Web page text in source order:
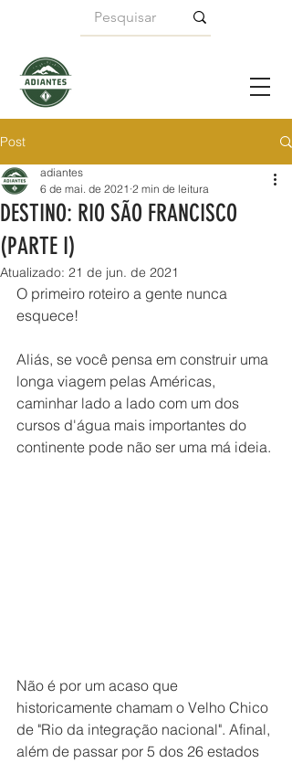
Post
DESTINO: RIO SÃO FRANCISCO
(PARTE I)
adiantes
6 de mai. de 2021 2 min de leitura
Atualizado: 21 de jun. de 2021
O primeiro roteiro a gente nunca
esquece!
Aliás, se você pensa em construir uma
longa viagem pelas Américas,
caminhar lado a lado com um dos
cursos d'água mais importantes do
continente pode não ser uma má ideia.
Não é por um acaso que
historicamente chamam o Velho Chico
de "Rio da integração nacional". Afinal,
além de passar por 5 dos 26 estados